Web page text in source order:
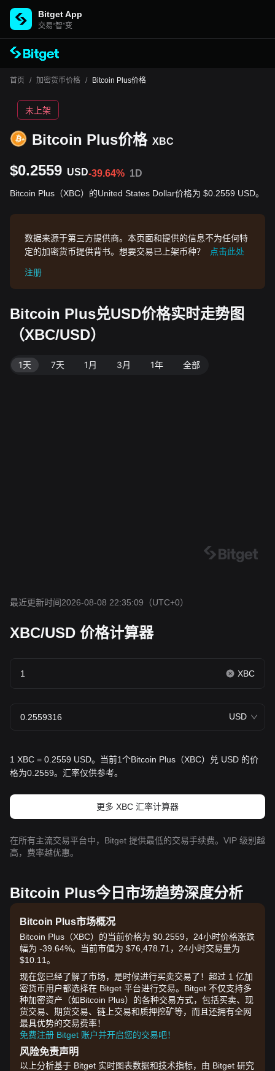
Bitget App
交易“智”变
首页 / 加密货币价格 / Bitcoin Plus价格
Bitcoin Plus价格 XBC
未上架
$0.2559 USD-39.64% 1D
Bitcoin Plus（XBC）的United States Dollar价格为 $0.2559 USD。
数据来源于第三方提供商。本页面和提供的信息不为任何特
定的加密货币提供背书。想要交易已上架币种？
点击此处
注册
Bitcoin Plus兑USD价格实时走势图
（XBC/USD）
1天 7天 1月 3月 1年 全部
最近更新时间2026-08-08 22:35:09 （UTC+0）
XBC/USD 价格计算器
XBC
USD
1 XBC = 0.2559 USD。当前1个Bitcoin Plus（XBC）兑 USD 的价
格为0.2559。汇率仅供参考。
更多 XBC 汇率计算器
在所有主流交易平台中，Bitget 提供最低的交易手续费。VIP 级别越
高，费率越优惠。
Bitcoin Plus今日市场趋势深度分析
Bitcoin Plus市场概况
Bitcoin Plus（XBC）的当前价格为 $0.2559，24小时价格涨跌
幅为 -39.64%。当前市值为 $76,478.71，24小时交易量为
$10.11。
现在您已经了解了市场，是时候进行买卖交易了！超过 1 亿加
密货币用户都选择在 Bitget 平台进行交易。Bitget 不仅支持多
种加密资产（如Bitcoin Plus）的各种交易方式，包括买卖、现
货交易、期货交易、链上交易和质押挖矿等，而且还拥有全网
最具优势的交易费率！
免费注册 Bitget 账户并开启您的交易吧！
风险免责声明
以上分析基于 Bitget 实时图表数据和技术指标，由 Bitget 研究